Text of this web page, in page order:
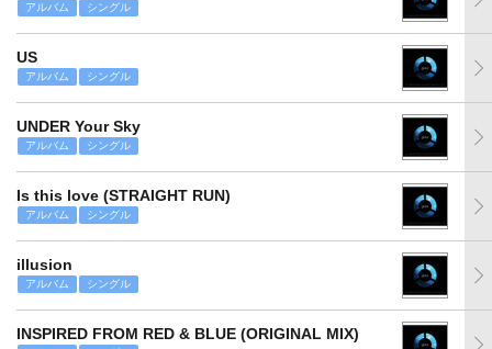
アルバム シングル
US
アルバム シングル
UNDER Your Sky
アルバム シングル
Is this love (STRAIGHT RUN)
アルバム シングル
illusion
アルバム シングル
INSPIRED FROM RED & BLUE (ORIGINAL MIX)